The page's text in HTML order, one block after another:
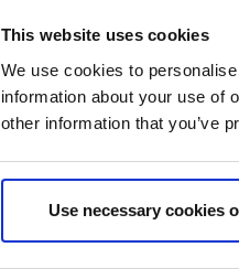
This website uses cookies
We use cookies to
information about your use of
other information that you’ve
Use necessary cookies